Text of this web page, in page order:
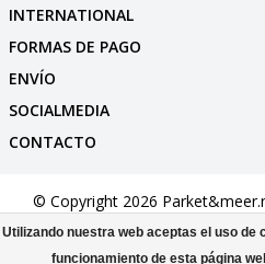
INTERNATIONAL
FORMAS DE PAGO
ENVÍO
SOCIALMEDIA
CONTACTO
© Copyright 2026
BTW --
Utilizando nuestra web aceptas el uso de
funcionamiento de esta página